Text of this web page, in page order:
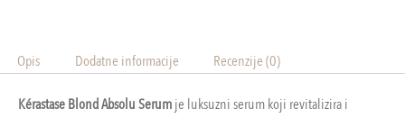
Opis Dodatne informacije Recenzije (0)
Kérastase Blond Absolu Serumje luksuzni serum koji revitalizira i